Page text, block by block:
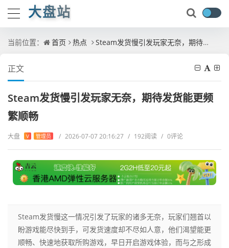
大盘站
当前位置： 首页 热点 Steam发货慢引发玩家无奈，期待发货能更频繁顺畅
正文
Steam发货慢引发玩家无奈，期待发货能更频
繁顺畅
大盘 V 管理员 / 2026-07-07 20:16:27 / 192阅读 / 0评论
Steam发货慢这一情况引发了玩家的诸多无奈，玩家们翘首以
盼游戏能尽快到手，可发货速度却不尽如人意，他们渴望能更
顺畅、快速地获取所购游戏，早日开启游戏体验，而与之形成